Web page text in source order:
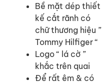
Bề mặt dép thiết
kế cắt rãnh có
chữ thương hiệu ”
Tommy Hilfiger “
Logo “ lá cờ ”
khắc trên quai
Để rất êm & có